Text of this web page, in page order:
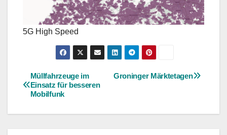
5G High Speed
Beitragsnavigation
Groninger Märktetagen
Müllfahrzeuge im
Einsatz für besseren
Mobilfunk